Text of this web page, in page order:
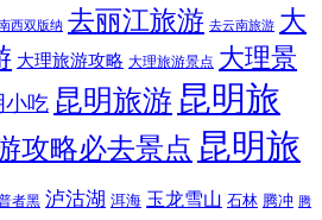
西双版纳 去丽江旅游 去云南旅游 大
大理旅游攻略 大理旅游景点 大理景
小吃 昆明旅游 昆明旅
攻略必去景点 昆明旅
者黑 泸沽湖 洱海 玉龙雪山 石林 腾冲 腾